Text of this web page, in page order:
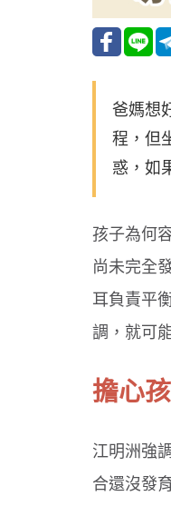
爸媽想
程，但
惑，如
孩子為何
尚未完全
耳負責平
調，就可
擔心
江明洲強
合還沒發